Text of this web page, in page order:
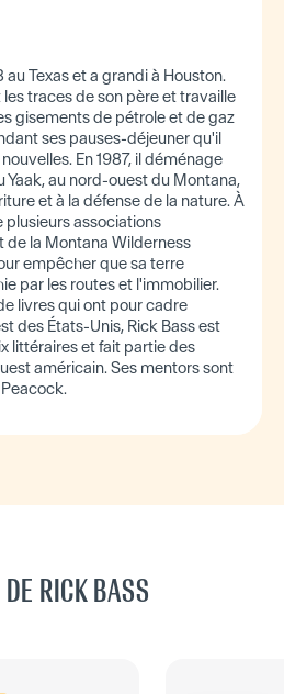
au Texas et a grandi à Houston.
les traces de son père et travaille
gisements de pétrole et de gaz
ses pauses-déjeuner qu'il
En 1987, il déménage
Yaak, au nord-ouest du Montana,
et à la défense de la nature. À
plusieurs associations
la Montana Wilderness
empêcher que sa terre
par les routes et l'immobilier.
livres qui ont pour cadre
des États-Unis, Rick Bass est
littéraires et fait partie des
américain. Ses mentors sont
RICK BASS